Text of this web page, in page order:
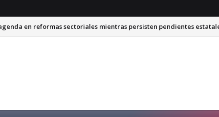
en reformas sectoriales mientras persisten pendientes